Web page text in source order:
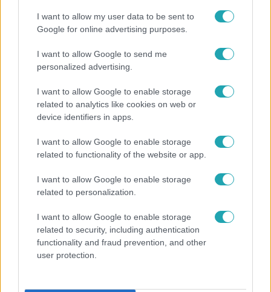
I want to allow my user data to be sent to
Google for online advertising purposes.
I want to allow Google to send me
personalized advertising.
I want to allow Google to enable storage
related to analytics like cookies on web or
device identifiers in apps.
I want to allow Google to enable storage
related to functionality of the website or app.
I want to allow Google to enable storage
related to personalization.
I want to allow Google to enable storage
related to security, including authentication
functionality and fraud prevention, and other
user protection.
Külföld
2024. április 5. 19:49
Magyarsága miatt bántalmaztak egy 15 éves fiút
a román ifjúsági tornászválogatott
Az esetről beszámoló román sportlap szerint égbekiáltó,
sportreménységét.